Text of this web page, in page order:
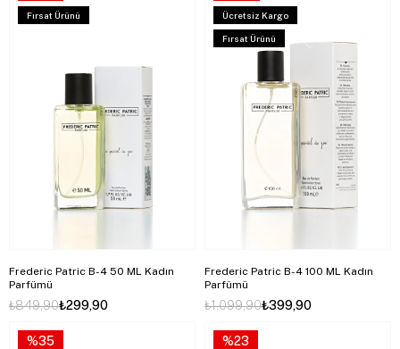
Frederic Patric B-4 50 ML Kadın
Parfümü
₺299,90
₺849,90
Fırsat Ürünü
Frederic Patric B-4 100 ML Kadın
Parfümü
₺399,90
₺1.099,90
Ücretsiz Kargo
Fırsat Ürünü
%35 %23